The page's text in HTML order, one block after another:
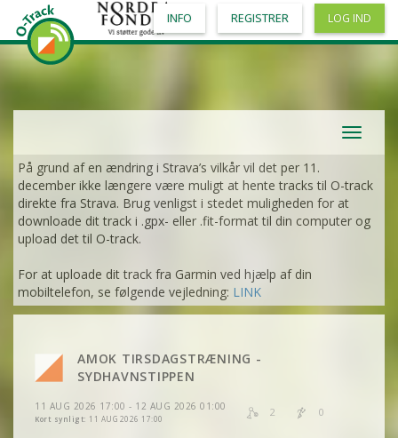
Toggle
På grund af en ændring i Strava’s vilkår vil det per 11.
december ikke længere være muligt at hente tracks til O-track
direkte fra Strava. Brug venligst i stedet muligheden for at
downloade dit track i .gpx- eller .fit-format til din computer og
upload det til O-track.
For at uploade dit track fra Garmin ved hjælp af din
mobiltelefon, se følgende vejledning: LINK
AMOK TIRSDAGSTRÆNING -
SYDHAVNSTIPPEN
11 AUG 2026 17:00 - 12 AUG 2026 01:00
Kort synligt: 11 AUG 2026 17:00
2 0
INFO REGISTRER LOG IND